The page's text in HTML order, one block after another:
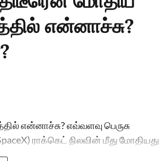
என்னாச்சு?
என்னாச்சு? எவ்வளவு பெருசு
ராக்கெட் நிலவின் மீது மோதியது